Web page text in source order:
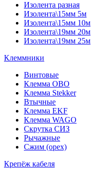
Изолента разная
Изолента\15мм 5м
Изолента\15мм 10м
Изолента\19мм 20м
Изолента\19мм 25м
Клеммники
Винтовые
Клемма OBO
Клемма Stekker
Втычные
Клемма EKF
Клемма WAGO
Скрутка СИЗ
Рычажные
Сжим (орех)
Крепёж кабеля